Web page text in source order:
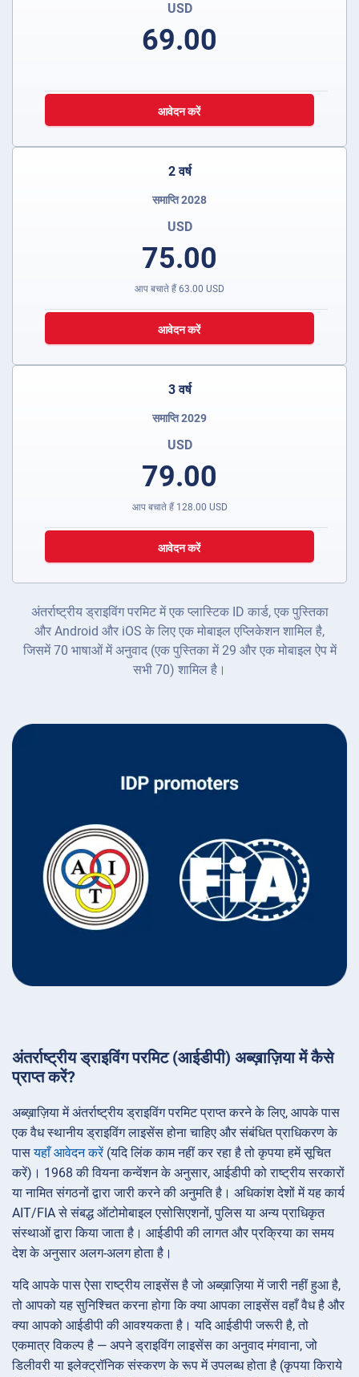
USD
69.00
आवेदन करें
2 वर्ष
समाप्ति 2028
USD
75.00
आप बचाते हैं 63.00 USD
आवेदन करें
3 वर्ष
समाप्ति 2029
USD
79.00
आप बचाते हैं 128.00 USD
आवेदन करें
अंतर्राष्ट्रीय ड्राइविंग परमिट में एक प्लास्टिक ID कार्ड, एक पुस्तिका
और Android और iOS के लिए एक मोबाइल एप्लिकेशन शामिल है,
जिसमें 70 भाषाओं में अनुवाद (एक पुस्तिका में 29 और एक मोबाइल ऐप में
सभी 70) शामिल है।
अंतर्राष्ट्रीय ड्राइविंग परमिट (आईडीपी) अब्ख़ाज़िया में कैसे
प्राप्त करें?
अब्ख़ाज़िया में अंतर्राष्ट्रीय ड्राइविंग परमिट प्राप्त करने के लिए, आपके पास
एक वैध स्थानीय ड्राइविंग लाइसेंस होना चाहिए और संबंधित प्राधिकरण के
पासयहाँ आवेदन करें(यदि लिंक काम नहीं कर रहा है तो कृपया हमें सूचित
करें)। 1968 की वियना कन्वेंशन के अनुसार, आईडीपी को राष्ट्रीय सरकारों
या नामित संगठनों द्वारा जारी करने की अनुमति है। अधिकांश देशों में यह कार्य
AIT/FIA से संबद्ध ऑटोमोबाइल एसोसिएशनों, पुलिस या अन्य प्राधिकृत
संस्थाओं द्वारा किया जाता है। आईडीपी की लागत और प्रक्रिया का समय
देश के अनुसार अलग-अलग होता है।
यदि आपके पास ऐसा राष्ट्रीय लाइसेंस है जो अब्ख़ाज़िया में जारी नहीं हुआ है,
तो आपको यह सुनिश्चित करना होगा कि क्या आपका लाइसेंस वहाँ वैध है और
क्या आपको आईडीपी की आवश्यकता है। यदि आईडीपी जरूरी है, तो
एकमात्र विकल्प है — अपने ड्राइविंग लाइसेंस का अनुवाद मंगवाना, जो
डिलीवरी या इलेक्ट्रॉनिक संस्करण के रूप में उपलब्ध होता है (कृपया किराये